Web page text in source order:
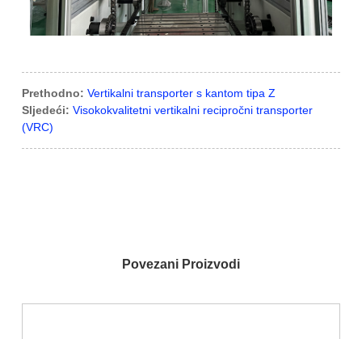
Prethodno: Vertikalni transporter s kantom tipa Z
Sljedeći: Visokokvalitetni vertikalni recipročni transporter
(VRC)
Povezani Proizvodi